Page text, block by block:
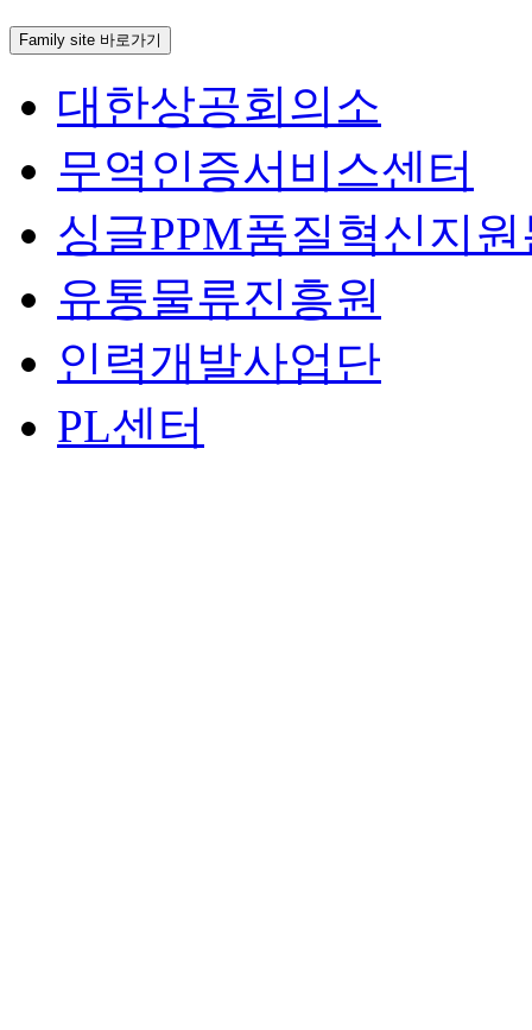
Family site 바로가기
대한상공회의소
무역인증서비스센터
싱글PPM품질혁신지
유통물류진흥원
인력개발사업단
PL센터